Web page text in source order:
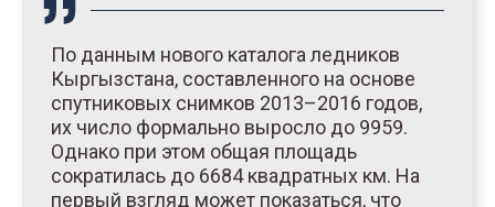
По данным нового каталога ледников
Кыргызстана, составленного на основе
спутниковых снимков 2013–2016 годов,
их число формально выросло до 9959.
Однако при этом общая площадь
сократилась до 6684 квадратных км. На
первый взгляд может показаться, что